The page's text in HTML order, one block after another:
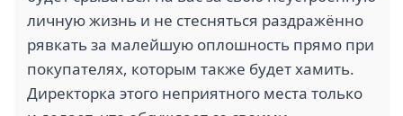
личную жизнь и не стесняться раздражённо
рявкать за малейшую оплошность прямо при
покупателях, которым также будет хамить.
Директорка этого неприятного места только